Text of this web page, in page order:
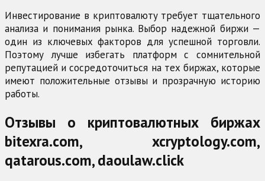
Инвестирование в криптовалюту требует тщательного
анализа и понимания рынка. Выбор надежной биржи —
один из ключевых факторов для успешной торговли.
Поэтому лучше избегать платформ с сомнительной
репутацией и сосредоточиться на тех биржах, которые
имеют положительные отзывы и прозрачную историю
работы.
Отзывы о криптовалютных биржах
bitexra.com, xcryptology.com,
qatarous.com, daoulaw.click